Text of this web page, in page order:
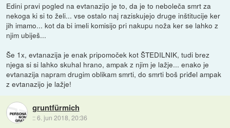
Edini pravi pogled na evtanazijo je to, da je to neboleča smrt za
nekoga ki si to želi... vse ostalo naj raziskujejo druge inštitucije ker
jih imamo... kot da bi imeli komisijo pri nakupu noža ker se lahko z
njim ubiješ...
Še 1x, evtanazija je enak pripomoček kot ŠTEDILNIK, tudi brez
njega si si lahko skuhal hrano, ampak z njim je lažje... enako je
evtanazija napram drugim oblikam smrti, do smrti boš priđel ampak
z evtanazijo je lažje!
gruntfürmich
::6. jun 2018, 20:36